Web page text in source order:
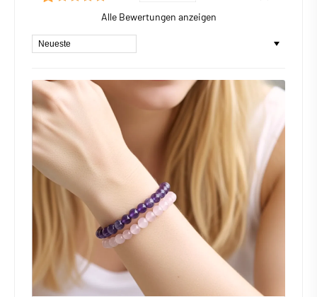
Alle Bewertungen anzeigen
Sort by